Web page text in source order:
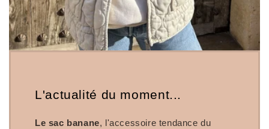
L'actualité du moment...
Le sac banane, l'accessoire tendance du